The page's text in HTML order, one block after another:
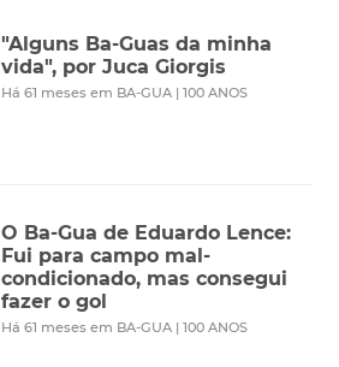
"Alguns Ba-Guas da minha
vida", por Juca Giorgis
Há 61 meses em BA-GUA | 100 ANOS
O Ba-Gua de Eduardo Lence:
Fui para campo mal-
condicionado, mas consegui
fazer o gol
Há 61 meses em BA-GUA | 100 ANOS